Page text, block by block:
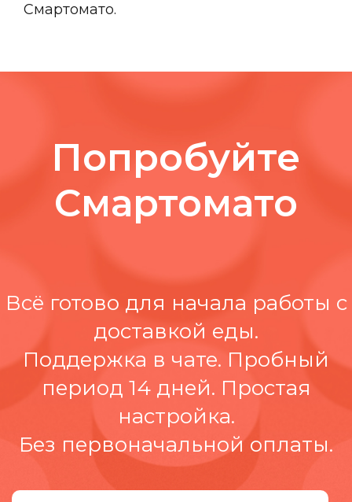
Смартомато.
Попробуйте
Смартомато
Всё готово для начала работы с
доставкой еды.
Поддержка в чате. Пробный
период 14 дней. Простая
настройка.
Без первоначальной оплаты.